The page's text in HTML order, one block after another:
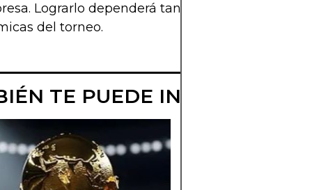
Lograrlo dependerá tanto de sus virtudes
del torneo.
TE PUEDE INTERESAR